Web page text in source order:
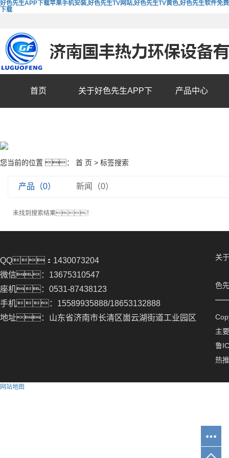
好色先生APP下载苹果手机安装,好色先生TV网站,好色先生TV黄色,好色先生软件免费
下载
首页 关于好色先生APP下 产品中心
您当前的位置 ： 首 页 > 标签搜索
产品（0） 新闻（0）
未找到搜索结果！
QQ：1430073204
微信：13675310547
座机：0531-87438123
手机：15589935888/18653132888
地址：山东省济南市长清区崮云湖街道工业园区
关
色
主
鲁
热
网站地图